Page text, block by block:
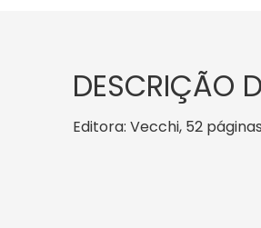
DESCRIÇÃO
Editora: Vecchi, 52